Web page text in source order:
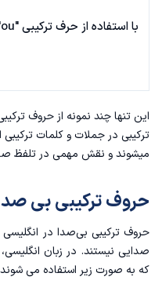
با استفاده از حرف ترکیبی "ou"
این تنها چند نمونه از حروف
ترکیبی در جملات و کلمات ترکیبی
میشوند و نقش مهمی در تلفظ
حروف ترکیبی بی
حروف ترکیبی بی‌صدا در
صدایی نیستند. در زبان
که به صورت زیر استفاده می